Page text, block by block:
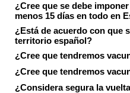
¿Cree que se debe
menos 15 días en todo en
¿Está de acuerdo con que
territorio español?
¿Cree que tendremos
¿Cree que tendremos
¿Considera segura la